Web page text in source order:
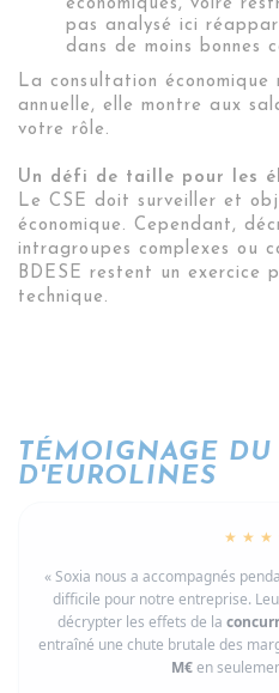
économiques, voire
pas analysé ici
dans de moins bonnes
La consultation économique
annuelle, elle montre aux
votre rôle.
Un défi de taille pour les
Le CSE doit surveiller et
économique. Cependant,
intragroupes complexes ou
BDESE restent un exercice
technique.
TÉMOIGNAGE DU
D'EUROLINES
« Soxia nous a accompagnés
difficile pour notre entreprise.
décrypter les effets de la
entraîné une chute brutale des
M€en